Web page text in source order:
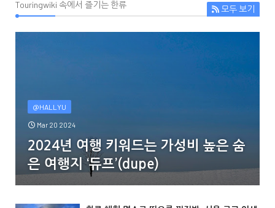
Touringwiki 속에서 즐기는 한류 모두 보기
@HALLYU
Mar 20 2024
2024년 여행 키워드는 가성비 높은 숨
은 여행지 ‘듀프’(dupe)